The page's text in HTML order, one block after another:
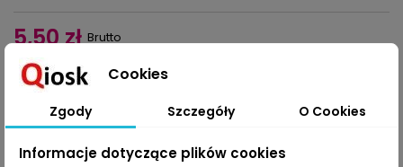
5,50 zł Brutto
Ilość 
Cookies
Zgody Szczegóły O Cookies
Informacje dotyczące plików cookies